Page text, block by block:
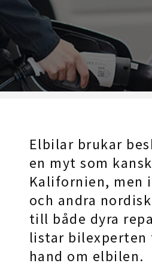
Elbilar brukar
en myt som
Kalifornien, men
och andra
till både dyra
listar
hand om elbilen.